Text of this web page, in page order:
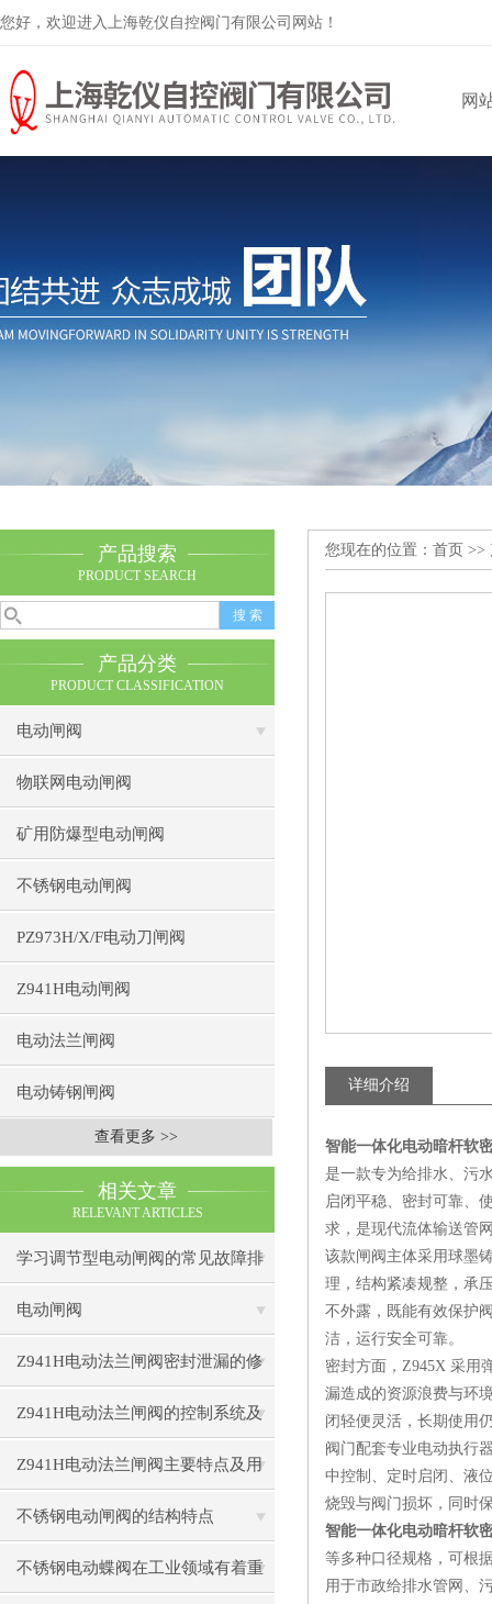
您好，欢迎进入上海乾仪自控阀门有限公司网站！
网
产品搜索
PRODUCT SEARCH
产品分类
PRODUCT CLASSIFICATION
电动闸阀
物联网电动闸阀
矿用防爆型电动闸阀
不锈钢电动闸阀
PZ973H/X/F电动刀闸阀
Z941H电动闸阀
电动法兰闸阀
电动铸钢闸阀
查看更多 >>
相关文章
RELEVANT ARTICLES
学习调节型电动闸阀的常见故障排
除方法
电动闸阀
Z941H电动法兰闸阀密封泄漏的修
复技巧与预防措施
Z941H电动法兰闸阀的控制系统及
智能化发展趋势
Z941H电动法兰闸阀主要特点及用
途解析
不锈钢电动闸阀的结构特点
不锈钢电动蝶阀在工业领域有着重
您现在的位置： 首页 >>
详细介绍
智能一体化电动暗杆软
是一款专为给排水、污
启闭平稳、密封可靠、
求，是现代流体输送管
该款闸阀主体采用球墨
理，结构紧凑规整，承
不外露，既能有效保护
洁，运行安全可靠。
密封方面，Z945X 采用
漏造成的资源浪费与环
闭轻便灵活，长期使用
阀门配套专业电动执行
中控制、定时启闭、液
烧毁与阀门损坏，同时
智能一体化电动暗杆软
等多种口径规格，可根
用于市政给排水管网、